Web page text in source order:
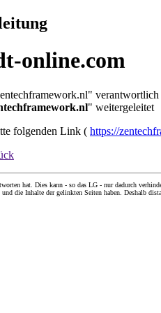
online.com
verantwortlich
" weitergeleitet
folgenden Link ( https://
hat. Dies kann - so das LG - nur dadurch
Inhalte der gelinkten Seiten haben. Deshalb